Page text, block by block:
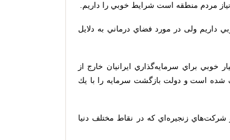
نياز مردم منطقه است شرايط خوبي را داريم.
داريم ولی در مورد فضاي درماني به دلايل
براي سرمايه‌گذاري ايرانيان خارج از
شده است و دولت بازگشت سرمايه را با يك
زنجيره‌اي كه در نقاط مختلف دنيا